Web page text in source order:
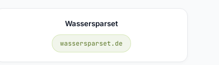
Wassersparset
wassersparset.de